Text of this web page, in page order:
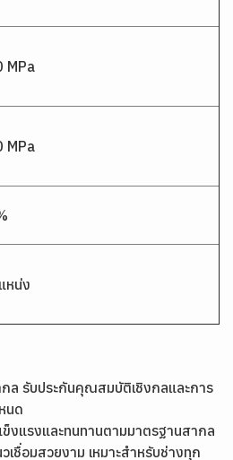
MPa
MPa
หน่ง
ล รับประกันคุณสมบัติเชิงกลและการ
นด
งแรงและทนทานตามมาตรฐานสากล
เชื่อมสวยงาม เหมาะสำหรับช่างทุก